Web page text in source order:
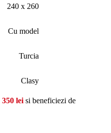
240 x 260
Cu model
Turcia
Clasy
350 lei si beneficiezi de